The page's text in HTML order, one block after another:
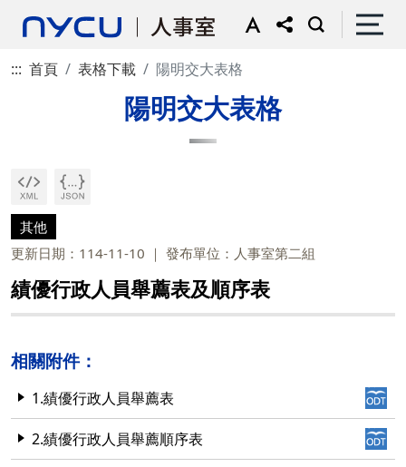
::: 首頁 表格下載 陽明交大表格
陽明交大表格
其他
更新日期：114-11-10
發布單位：人事室第二組
績優行政人員舉薦表及順序表
相關附件：
1.績優行政人員舉薦表
2.績優行政人員舉薦順序表